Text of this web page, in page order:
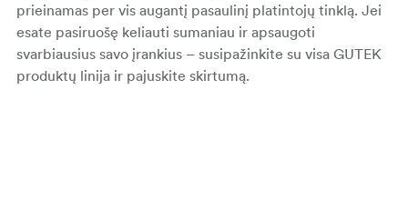
prieinamas per vis augantį pasaulinį platintojų tinklą. Jei
esate pasiruošę keliauti sumaniau ir apsaugoti
svarbiausius savo įrankius – susipažinkite su visa GUTEK
produktų linija ir pajuskite skirtumą.